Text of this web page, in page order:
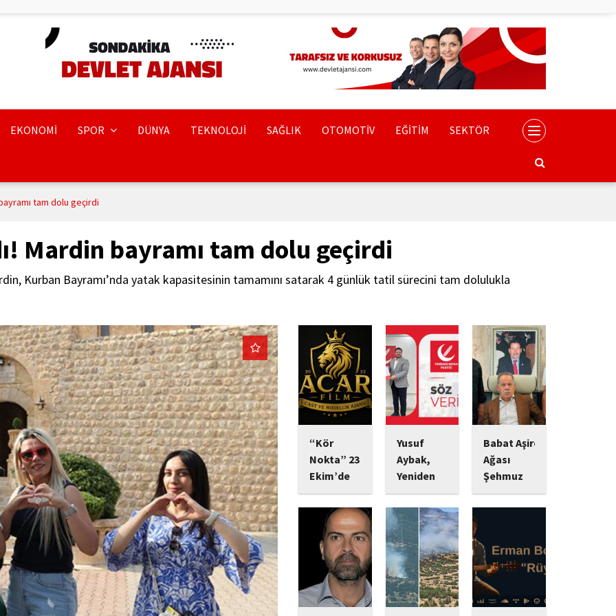
EKONOMİ SPOR DÜNYA TEKNOLOJİ SAĞLIK OTOMOTİV EĞİTİM SEKTÖR
tam dolu geçirdi
Mardin bayramı tam dolu geçirdi
Kurban Bayramı’nda yatak kapasitesinin tamamını satarak 4 günlük tatil sürecini tam dolulukla
“Kör
Nokta” 23
Ekim’de
Vizyonda:
Psikolojik
Gerilim
Tutkunlarını
Bekleyen
Yeni Yapım
Başrolünde
Mert
Yusuf
Aybak,
Yeniden
Refah
Partisi
Sultangazi
Gençlik
Kolları
Başkanlığı
Görevine
Başladı
Babat Aşiret
Ağası
Şehmuz
Babat,
Devletine
Yatırımlarıyla
Dikkat
Çekiyor
Ekonomik
yatırımlarını